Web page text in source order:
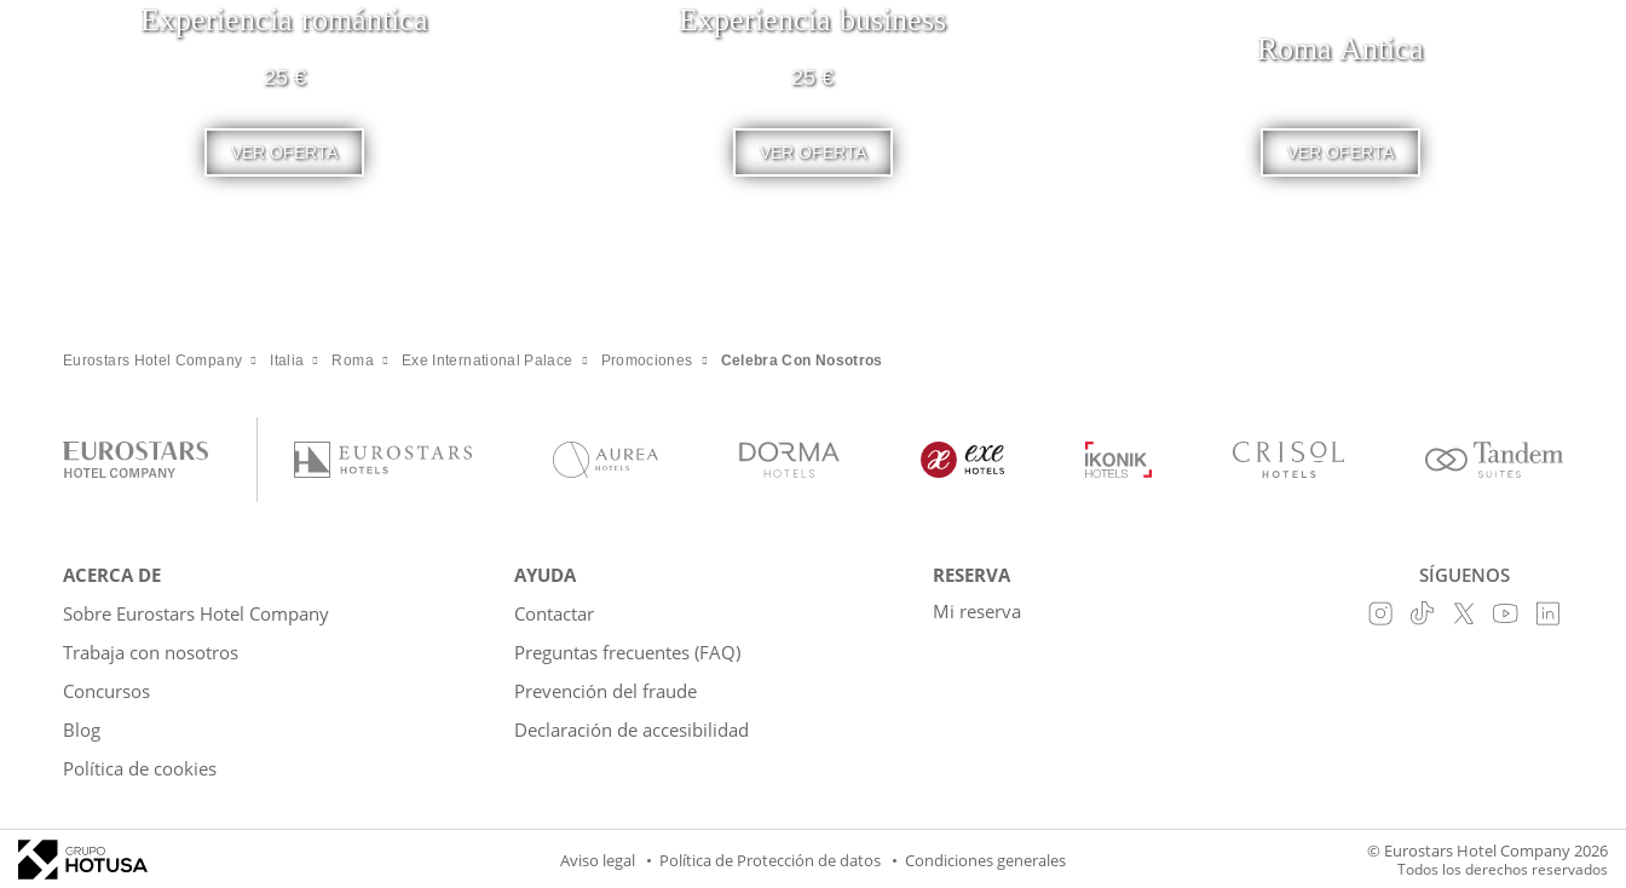
Experiencia romántica
25 €
VER OFERTA
Experiencia business
25 €
VER OFERTA
Roma Antica
VER OFERTA
Eurostars Hotel Company Italia Roma Exe International Palace Promociones Celebra Con Nosotros
ACERCA DE
Sobre Eurostars Hotel Company
Trabaja con nosotros
Concursos
Blog
Política de cookies
AYUDA
Contactar
Preguntas frecuentes (FAQ)
Prevención del fraude
Declaración de accesibilidad
RESERVA
Mi reserva
SÍGUENOS
Aviso legal Política de Protección de datos Condiciones generales © Eurostars Hotel Company 2026
Todos los derechos reservados